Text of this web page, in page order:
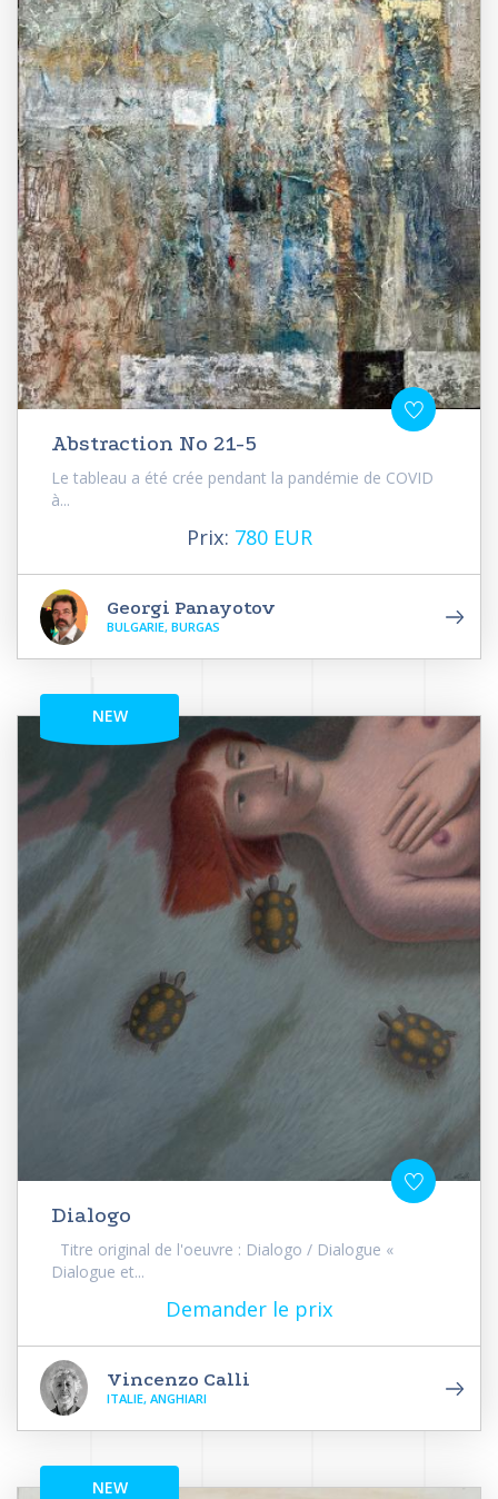
Abstraction No 21-5
Le tableau a été crée pendant la pandémie de COVID
à...
Prix: 780 EUR
Georgi Panayotov
BULGARIE, BURGAS
NEW
Dialogo
Titre original de l'oeuvre : Dialogo / Dialogue «
Dialogue et...
Demander le prix
Vincenzo Calli
ITALIE, ANGHIARI
NEW